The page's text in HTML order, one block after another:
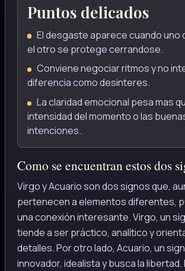
Puntos delicados
El desgaste aparece cuando uno
el otro se protege cerrandose.
Conviene negociar ritmos y no
diferencia como desinteres.
La claridad emocional pesa mas
intensidad del momento o las
intenciones.
Como se encuentran estos dos
Virgo y Acuario son dos signos que,
pertenecen a elementos diferentes,
una conexión interesante. Virgo, un
tiende a ser práctico, analítico y
detalles. Por otro lado, Acuario, un
innovador, idealista y busca la libertad.